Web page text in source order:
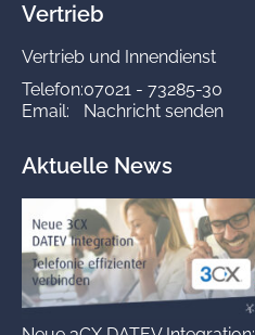
Vertrieb
Vertrieb und Innendienst
Telefon:07021 - 73285-30
Email:
Nachricht senden
Aktuelle News